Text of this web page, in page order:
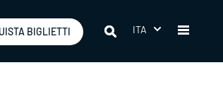
BIGLIETTI ITA